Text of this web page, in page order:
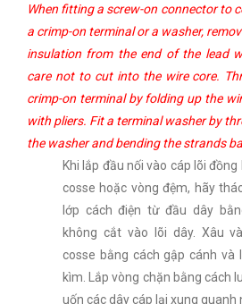
When fitting a screw-on connector to
a crimp-on terminal or a washer,
insulation from the end of the lead
care not to cut into the wire core.
crimp-on terminal by folding up the
with pliers. Fit a terminal washer by
the washer and bending the strands
Khi lắp đầu nối vào cáp lõi
cosse hoặc vòng đệm, hãy
lớp cách điện từ đầu dây
không cắt vào lõi dây. Xâu
cosse bằng cách gập cánh và
kìm. Lắp vòng chặn bằng cách
uốn các dây cáp lại xung quanh